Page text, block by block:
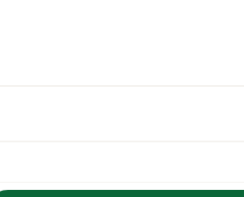
di tipo corto o semi-
razza